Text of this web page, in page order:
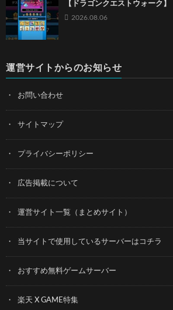
【ドラゴンクエストウォーク】
2026.08.06
運営サイトからのお知らせ
お問い合わせ
サイトマップ
プライバシーポリシー
広告掲載について
運営サイト一覧（まとめサイト）
当サイトで使用しているサーバーはコチラ
おすすめ無料ゲームサーバー
楽天 X GAME特集